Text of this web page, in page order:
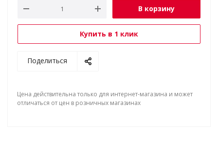
В корзину
Купить в 1 клик
Поделиться
Цена действительна только для интернет-магазина и может
отличаться от цен в розничных магазинах